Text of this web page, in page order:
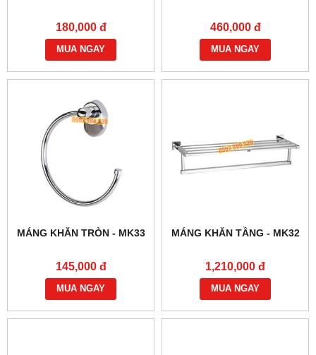
180,000 đ
MUA NGAY
460,000 đ
MUA NGAY
MÁNG KHĂN TRÒN - MK33
145,000 đ
MUA NGAY
MÁNG KHĂN TẦNG - MK32
1,210,000 đ
MUA NGAY